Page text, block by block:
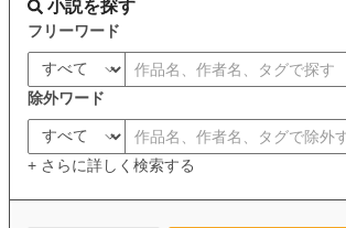
小説を探す
フリーワード
除外ワード
+ さらに詳しく検索する